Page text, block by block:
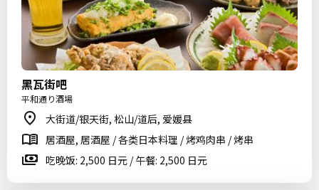
黑瓦街吧
平和通り酒場
大街道/银天街, 松山/道后, 爱媛县
居酒屋, 居酒屋 / 各类日本料理 / 烤鸡肉串 / 烤串
吃晚饭: 2,500 日元 / 午餐: 2,500 日元